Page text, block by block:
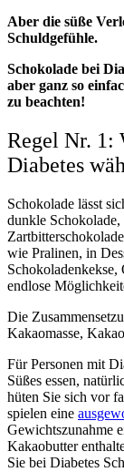
Aber die süße
Schuldgefühle.
Schokolade bei
aber ganz so
zu beachten!
Regel Nr. 1:
Diabetes
Schokolade lässt
dunkle
wie Pralinen, in
Schokoladenkekse,
endlose
Die
Kakaomasse,
Für Personen mit
Süßes essen,
hüten Sie sich vor
spielen eine
Gewichtszunahme
Kakaobutter
Sie bei Diabetes